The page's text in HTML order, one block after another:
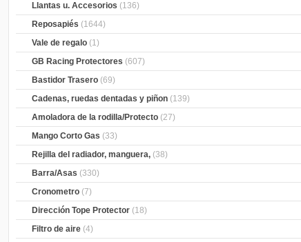
Llantas u. Accesorios (136)
Reposapiés (1644)
Vale de regalo (1)
GB Racing Protectores (607)
Bastidor Trasero (69)
Cadenas, ruedas dentadas y piñon (139)
Amoladora de la rodilla/Protecto (27)
Mango Corto Gas (33)
Rejilla del radiador, manguera, (38)
Barra/Asas (330)
Cronometro (7)
Dirección Tope Protector (18)
Filtro de aire (4)